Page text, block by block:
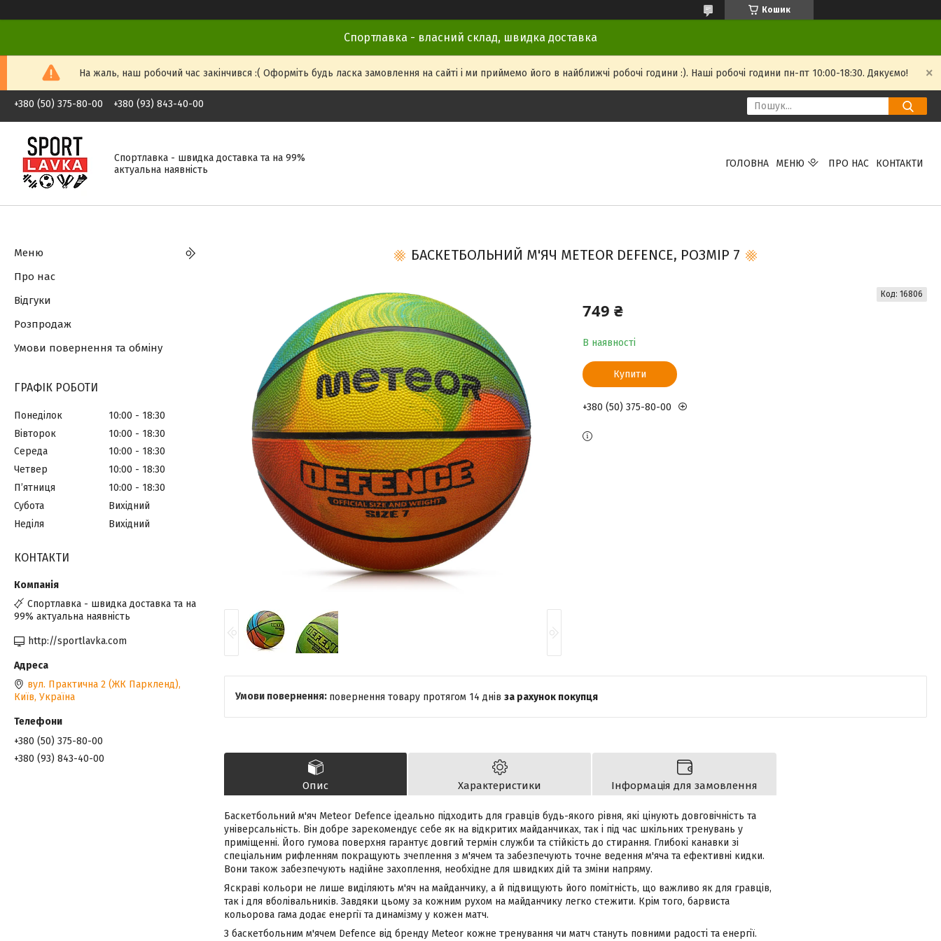
Кошик
Спортлавка - власний склад, швидка доставка
На жаль, наш робочий час закінчився :( Оформіть будь ласка замовлення на сайті і ми приймемо його в найближчі робочі години :). Наші робочі години пн-пт 10:00-18:30. Дякуємо!
+380 (50) 375-80-00 +380 (93) 843-40-00
Спортлавка - швидка доставка та на 99%
актуальна наявність
ГОЛОВНА МЕНЮ ПРО НАС КОНТАКТИ
БАСКЕТБОЛЬНИЙ М'ЯЧ METEOR DEFENCE, РОЗМІР 7
749 ₴
В наявності
Код: 16806
Купити
+380 (50) 375-80-00
повернення товару протягом 14 днів за рахунок покупця
Опис Характеристики Інформація для замовлення
Баскетбольний м'яч Meteor Defence ідеально підходить для гравців будь-якого рівня, які цінують довговічність та
універсальність. Він добре зарекомендує себе як на відкритих майданчиках, так і під час шкільних тренувань у
приміщенні. Його гумова поверхня гарантує довгий термін служби та стійкість до стирання. Глибокі канавки зі
спеціальним рифленням покращують зчеплення з м'ячем та забезпечують точне ведення м'яча та ефективні кидки.
Вони також забезпечують надійне захоплення, необхідне для швидких дій та зміни напряму.
Яскраві кольори не лише виділяють м'яч на майданчику, а й підвищують його помітність, що важливо як для гравців,
так і для вболівальників. Завдяки цьому за кожним рухом на майданчику легко стежити. Крім того, барвиста
кольорова гама додає енергії та динамізму у кожен матч.
З баскетбольним м'ячем Defence від бренду Meteor кожне тренування чи матч стануть повними радості та енергії.
Меню
Про нас
Відгуки
Розпродаж
Умови повернення та обміну
ГРАФІК РОБОТИ
Понеділок 10:00
18:30
Вівторок
10:00
18:30
Середа
10:00
18:30
Четвер
10:00
18:30
Пʼятниця
10:00
18:30
Субота
Вихідний
Неділя
Вихідний
КОНТАКТИ
Спортлавка - швидка доставка та на
99% актуальна наявність
http://sportlavka.com
вул. Практична 2 (ЖК Паркленд),
Київ, Україна
+380 (50) 375-80-00
+380 (93) 843-40-00